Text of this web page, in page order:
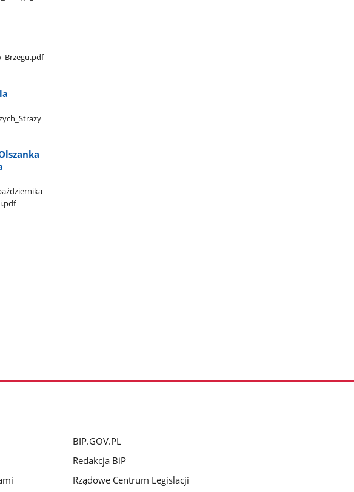
BIP.GOV.PL
Redakcja BiP
Rządowe Centrum Legislacji